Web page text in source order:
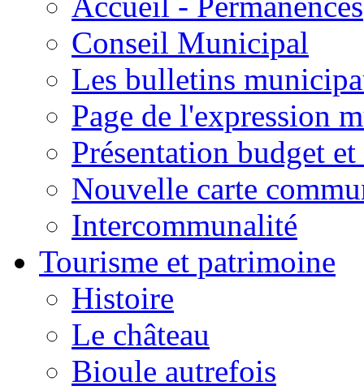
Conseil Municipal
Les bulletins
Page de l'expression
Présentation budget
Nouvelle carte
Intercommunalité
Tourisme et patrimoine
Histoire
Le château
Bioule autrefois